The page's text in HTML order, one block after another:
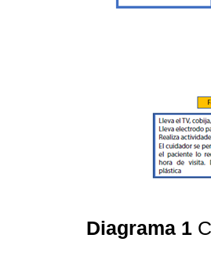
Diagrama 1